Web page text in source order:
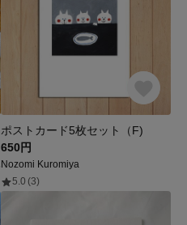
ポストカード5枚セット（F)
650円
Nozomi Kuromiya
5.0 (3)